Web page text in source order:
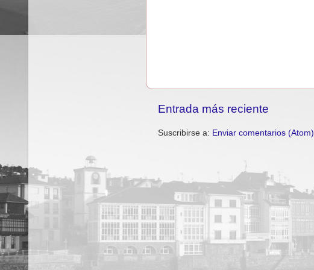
Entrada más reciente
Suscribirse a: Enviar comentarios (Atom)